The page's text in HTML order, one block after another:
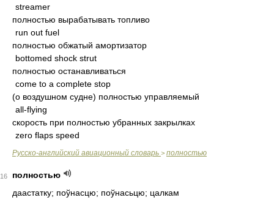
streamer
полностью вырабатывать топливо
run out fuel
полностью обжатый амортизатор
bottomed shock strut
полностью останавливаться
come to a complete stop
(о воздушном судне) полностью управляемый
all-flying
скорость при полностью убранных закрылках
zero flaps speed
Русско-английский авиационный словарь > полностью
16
полностью
даастатку; поўнасцю; поўнасьцю; цалкам